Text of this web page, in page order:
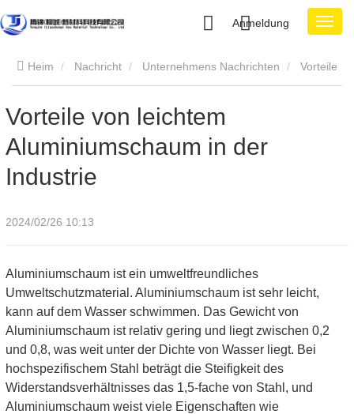
Anmeldung
Heim Nachricht Unternehmens Nachrichten
Vorteile von leichtem
Aluminiumschaum in der
Industrie
2024/02/26 10:13
Aluminiumschaum ist ein umweltfreundliches
Umweltschutzmaterial. Aluminiumschaum ist sehr leicht,
kann auf dem Wasser schwimmen. Das Gewicht von
Aluminiumschaum ist relativ gering und liegt zwischen 0,2
und 0,8, was weit unter der Dichte von Wasser liegt. Bei
hochspezifischem Stahl beträgt die Steifigkeit des
Widerstandsverhältnisses das 1,5-fache von Stahl, und
Aluminiumschaum weist viele Eigenschaften wie